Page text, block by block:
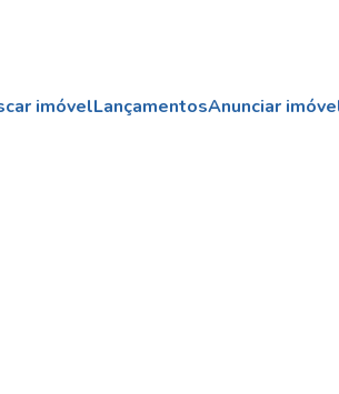
imóvelLançamentosAnunciar